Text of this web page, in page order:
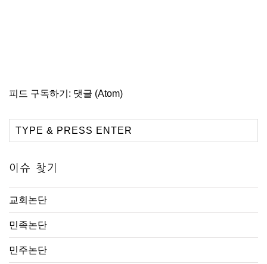
피드 구독하기: 댓글 (Atom)
이슈 찾기
교회논단
민족논단
민주논단